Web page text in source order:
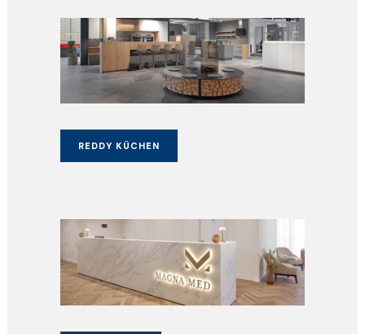
REDDY KÜCHEN